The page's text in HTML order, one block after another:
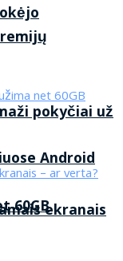
Android
60GB
pokyčiai už
ekranais